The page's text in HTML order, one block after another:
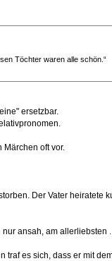
Töchter waren alle schön.“
ersetzbar.
oft vor.
Der Vater heiratete
ansah, am allerliebsten ...
traf es sich, dass er mit